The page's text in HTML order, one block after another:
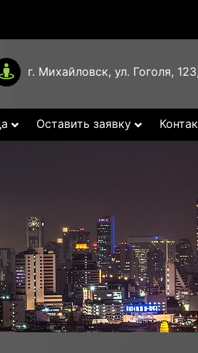
г. Михайловск, ул. Гоголя,
Оставить заявку